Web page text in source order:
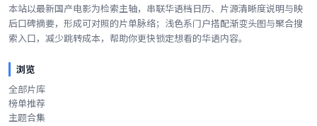
本站以最新国产电影为检索主轴，串联华语档日历、片源清晰度说明与映
后口碑摘要，形成可对照的片单脉络；浅色系门户搭配渐变头图与聚合搜
索入口，减少跳转成本，帮助你更快锁定想看的华语内容。
浏览
全部片库
榜单推荐
主题合集